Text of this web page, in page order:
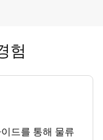
험
드를 통해 물류